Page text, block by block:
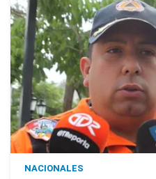
NACIONALES